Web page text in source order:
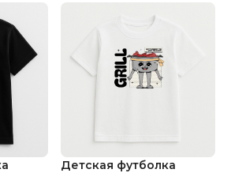
Детская футболка